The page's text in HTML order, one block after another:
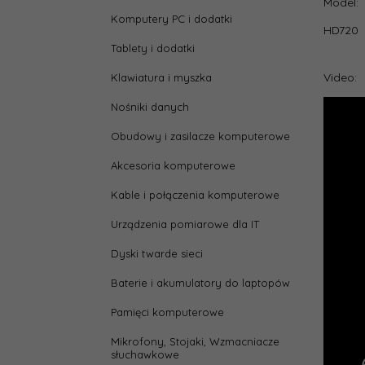
Komputery PC i dodatki
Tablety i dodatki
Klawiatura i myszka
Nośniki danych
Obudowy i zasilacze komputerowe
Akcesoria komputerowe
Kable i połączenia komputerowe
Urządzenia pomiarowe dla IT
Dyski twarde sieci
Baterie i akumulatory do laptopów
Pamięci komputerowe
Mikrofony, Stojaki, Wzmacniacze
słuchawkowe
HD720
Video: